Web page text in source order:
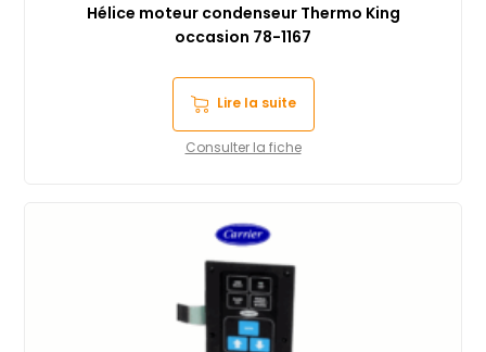
Hélice moteur condenseur Thermo King
occasion 78-1167
Lire la suite
Consulter la fiche